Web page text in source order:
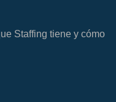
Staffing tiene y cómo